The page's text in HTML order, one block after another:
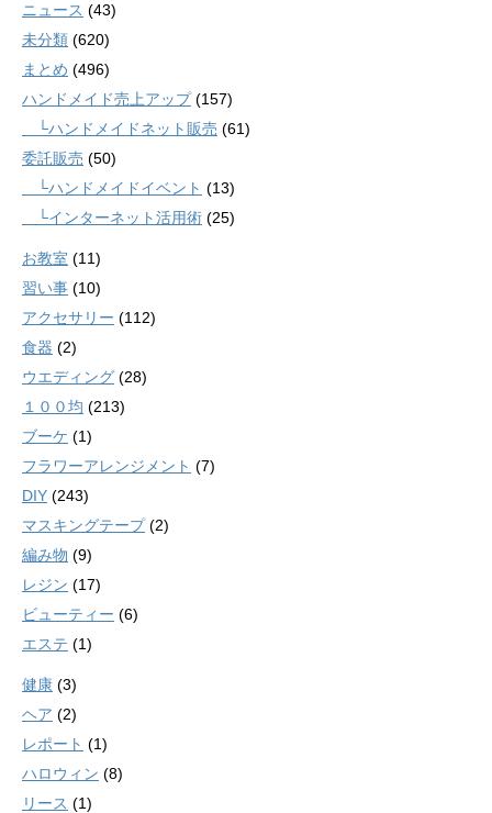
ニュース (43)
未分類 (620)
まとめ (496)
ハンドメイド売上アップ(157)
└ハンドメイドネット販売 (61)
委託販売 (50)
└ハンドメイドイベント (13)
└インターネット活用術 (25)
お教室 (11)
習い事 (10)
アクセサリー (112)
食器 (2)
ウエディング (28)
１００均 (213)
ブーケ (1)
フラワーアレンジメント (7)
DIY (243)
マスキングテープ(2)
編み物 (9)
レジン (17)
ビューティー (6)
エステ (1)
健康 (3)
ヘア (2)
レポート (1)
ハロウィン (8)
リース (1)